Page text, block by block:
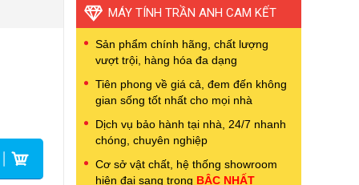
MÁY TÍNH TRẦN ANH CAM KẾT
Sản phẩm chính hãng, chất lượng
vượt trội, hàng hóa đa dạng
Tiên phong về giá cả, đem đến không
gian sống tốt nhất cho mọi nhà
Dịch vụ bảo hành tại nhà, 24/7 nhanh
chóng, chuyên nghiệp
Cơ sở vật chất, hệ thống showroom
hiện đại sang trọng BẬC NHẤT